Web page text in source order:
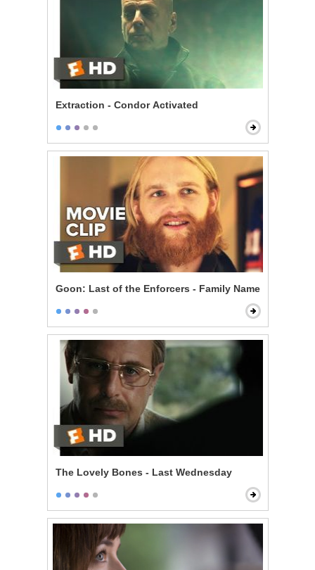
Extraction - Condor Activated
Goon: Last of the Enforcers - Family Name
The Lovely Bones - Last Wednesday